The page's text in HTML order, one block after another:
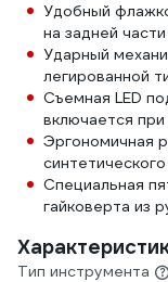
Удобный
на задней
Ударный
легированной
Съемная LED
включается
Эргономичная
Специальная
гайковерта из
Тип инструмента